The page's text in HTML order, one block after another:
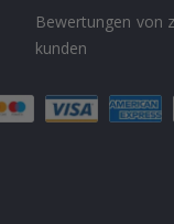
Bewertungen von
kunden